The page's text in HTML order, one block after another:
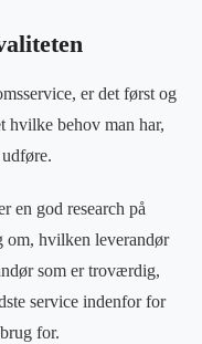
er det først og
hvilke behov man har,
en god research på
om, hvilken leverandør
som er troværdig,
service indenfor for
for.